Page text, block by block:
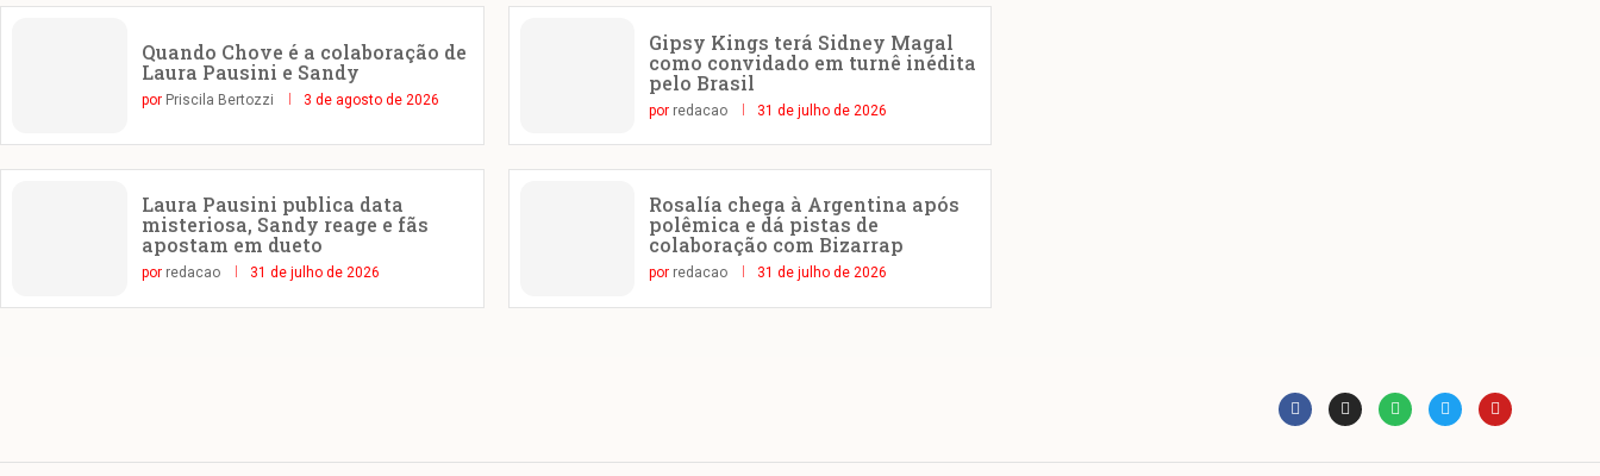
Quando Chove é a colaboração de
Laura Pausini e Sandy
por Priscila Bertozzi 3 de agosto de 2026
Gipsy Kings terá Sidney Magal
como convidado em turnê inédita
pelo Brasil
por redacao 31 de julho de 2026
Laura Pausini publica data
misteriosa, Sandy reage e fãs
apostam em dueto
por redacao 31 de julho de 2026
Rosalía chega à Argentina após
polêmica e dá pistas de
colaboração com Bizarrap
por redacao 31 de julho de 2026